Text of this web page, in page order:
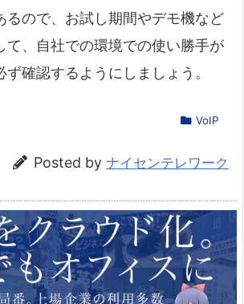
るので、お試し期間やデモ機など
て、自社での環境での使い勝手が
ず確認するようにしましょう。
VoIP
Posted by ナイセンテレワーク